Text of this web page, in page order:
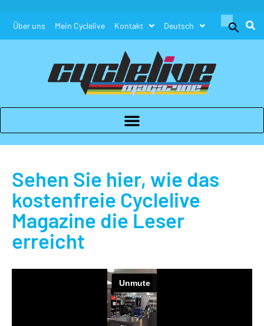
Über uns Mein Cyclelive Kontakt Deutsch
Search
Search Button
Sehen Sie hier, wie das
kostenfreie Cyclelive
Magazine die Leser
erreicht